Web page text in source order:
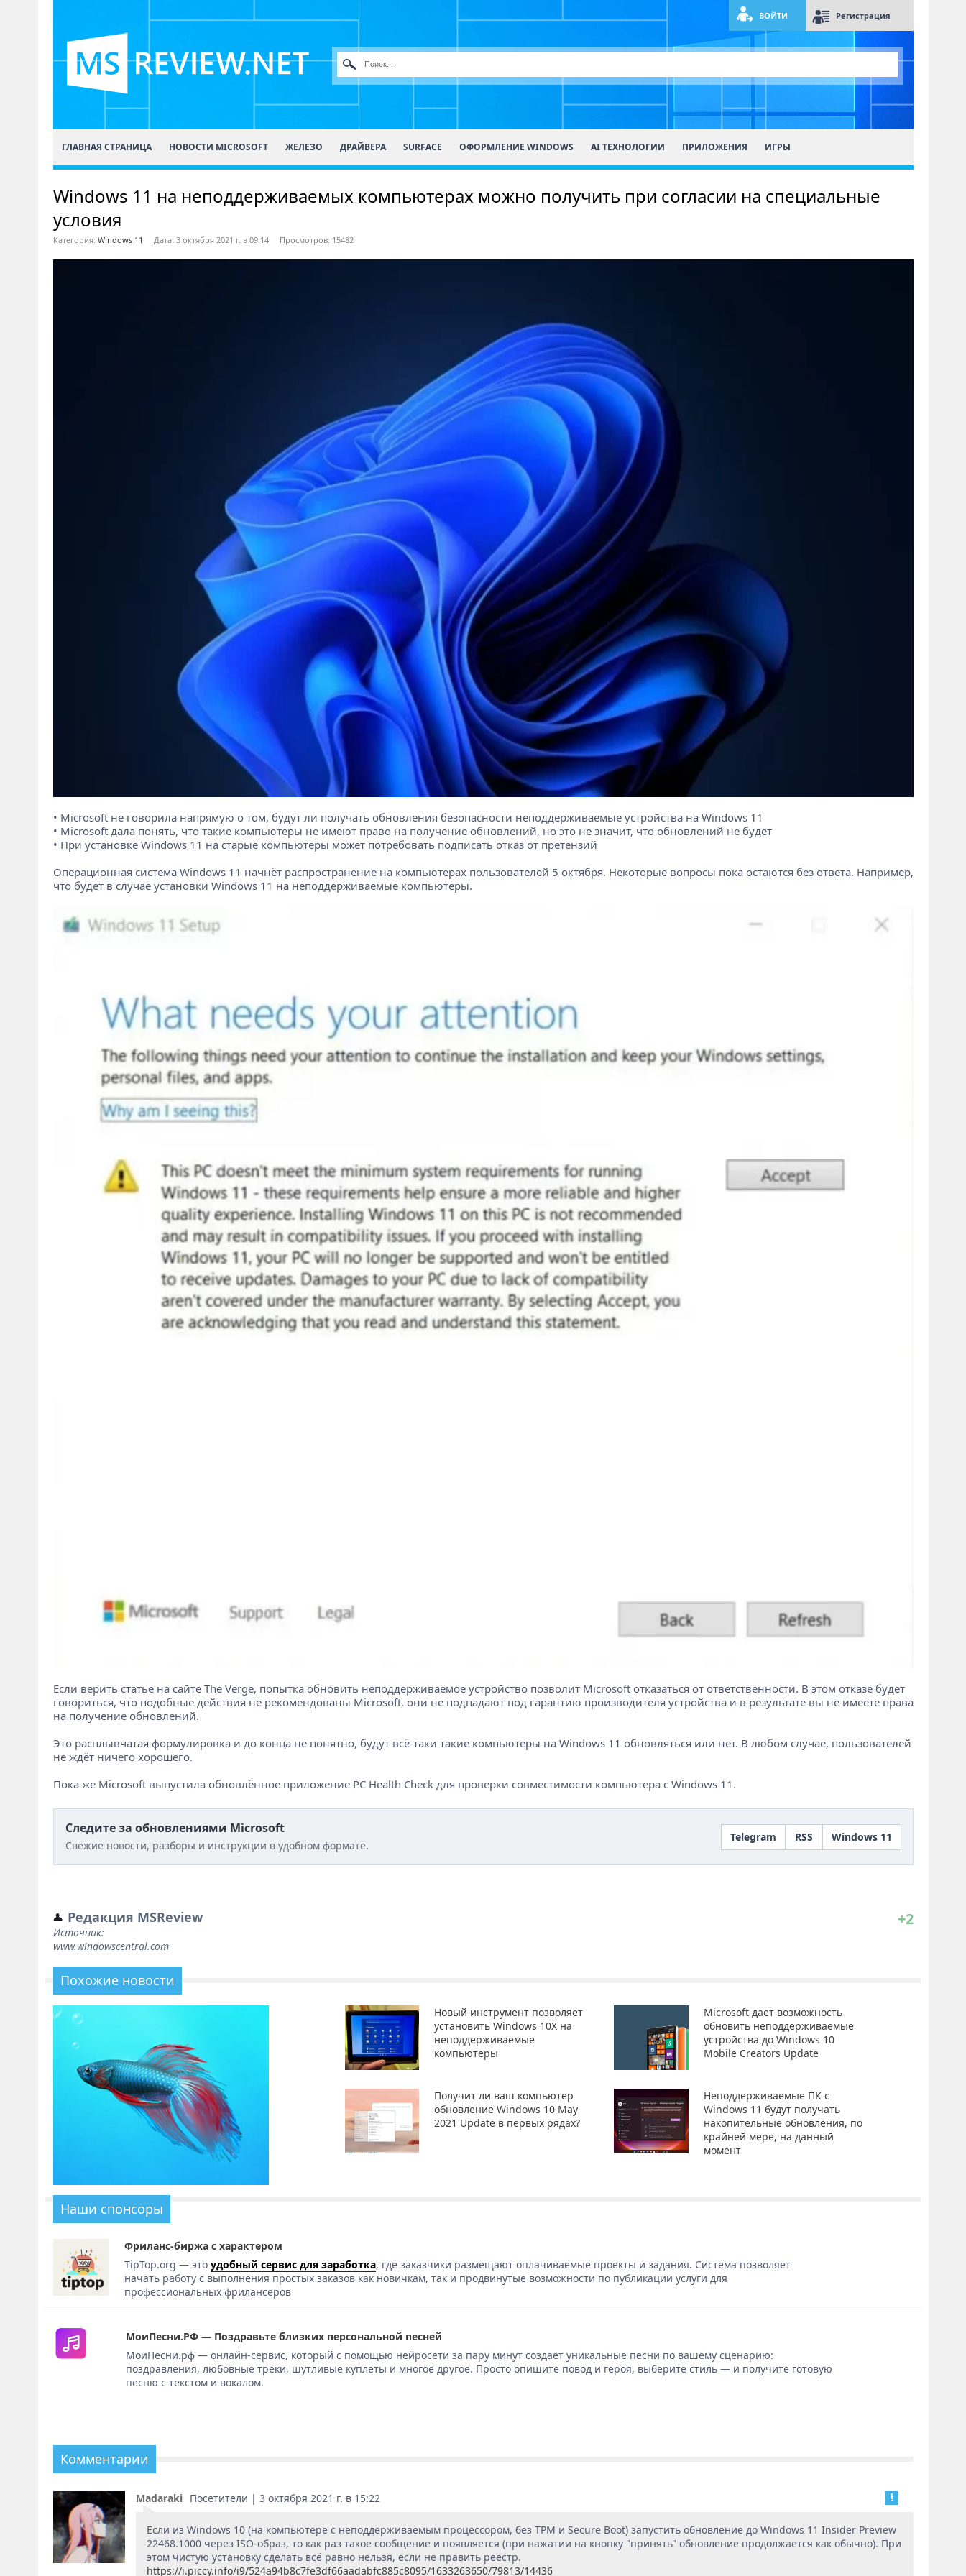
ВОЙТИ Регистрация
ГЛАВНАЯ СТРАНИЦА НОВОСТИ MICROSOFT ЖЕЛЕЗО ДРАЙВЕРА SURFACE ОФОРМЛЕНИЕ WINDOWS AI ТЕХНОЛОГИИ ПРИЛОЖЕНИЯ ИГРЫ
Windows 11 на неподдерживаемых компьютерах можно получить при согласии на специальные
условия
Категория: Windows 11 Дата: 3 октября 2021 г. в 09:14 Просмотров: 15482
• Microsoft не говорила напрямую о том, будут ли получать обновления безопасности неподдерживаемые устройства на Windows 11
• Microsoft дала понять, что такие компьютеры не имеют право на получение обновлений, но это не значит, что обновлений не будет
• При установке Windows 11 на старые компьютеры может потребовать подписать отказ от претензий
Операционная система Windows 11 начнёт распространение на компьютерах пользователей 5 октября. Некоторые вопросы пока остаются без ответа. Например,
что будет в случае установки Windows 11 на неподдерживаемые компьютеры.
Если верить статье на сайте The Verge, попытка обновить неподдерживаемое устройство позволит Microsoft отказаться от ответственности. В этом отказе будет
говориться, что подобные действия не рекомендованы Microsoft, они не подпадают под гарантию производителя устройства и в результате вы не имеете права
на получение обновлений.
Это расплывчатая формулировка и до конца не понятно, будут всё-таки такие компьютеры на Windows 11 обновляться или нет. В любом случае, пользователей
не ждёт ничего хорошего.
Пока же Microsoft выпустила обновлённое приложение PC Health Check для проверки совместимости компьютера с Windows 11.
Следите за обновлениями Microsoft
Свежие новости, разборы и инструкции в удобном формате.
Telegram RSS Windows 11
Редакция MSReview
Источник:
www.windowscentral.com
+2
Похожие новости
Новый инструмент позволяет
установить Windows 10X на
неподдерживаемые
компьютеры
Microsoft дает возможность
обновить неподдерживаемые
устройства до Windows 10
Mobile Creators Update
Получит ли ваш компьютер
обновление Windows 10 May
2021 Update в первых рядах?
Неподдерживаемые ПК с
Windows 11 будут получать
накопительные обновления, по
крайней мере, на данный
момент
Наши спонсоры
Фриланс-биржа с характером
TipTop.org — этоудобный сервис для заработка, где заказчики размещают оплачиваемые проекты и задания. Система позволяет
начать работу с выполнения простых заказов как новичкам, так и продвинутые возможности по публикации услуги для
профессиональных фрилансеров
МоиПесни.РФ — Поздравьте близких персональной песней
МоиПесни.рф — онлайн-сервис, который с помощью нейросети за пару минут создает уникальные песни по вашему сценарию:
поздравления, любовные треки, шутливые куплеты и многое другое. Просто опишите повод и героя, выберите стиль — и получите готовую
песню с текстом и вокалом.
Комментарии
Madaraki Посетители | 3 октября 2021 г. в 15:22
Если из Windows 10 (на компьютере с неподдерживаемым процессором, без TPM и Secure Boot) запустить обновление до Windows 11 Insider Preview
22468.1000 через ISO-образ, то как раз такое сообщение и появляется (при нажатии на кнопку "принять" обновление продолжается как обычно). При
этом чистую установку сделать всё равно нельзя, если не править реестр.
https://i.piccy.info/i9/524a94b8c7fe3df66aadabfc885c8095/1633263650/79813/14436